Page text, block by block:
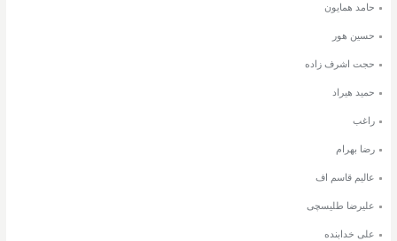
حامد همایون
حسین هور
حجت اشرف زاده
حمید هیراد
راغب
رضا بهرام
عالیم قاسم اف
علیرضا طلیسچی
علی خدابنده